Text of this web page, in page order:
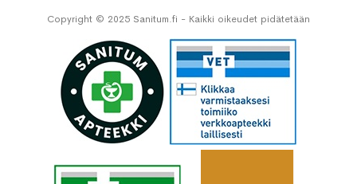
Copyright © 2025 Sanitum.fi - Kaikki oikeudet pidätetään